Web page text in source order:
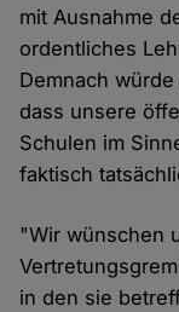
mit Ausnahme
ordentliches
Demnach
dass unsere
Schulen im
faktisch
"Wir wünschen
in den sie